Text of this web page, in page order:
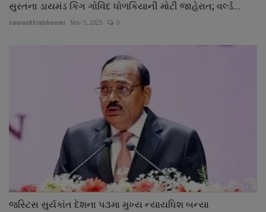
સુરતના ડાયમંડ કિંગ ગોવિંદ ધોળકિયાની મોટી જાહેરાત; વર્લ્ડ...
saurashtrabhoomi Nov 5, 2025 0
જસ્ટિસ સુર્યકાંત દેશના પ૩મા મુખ્ય ન્યાયધિશ બન્યા